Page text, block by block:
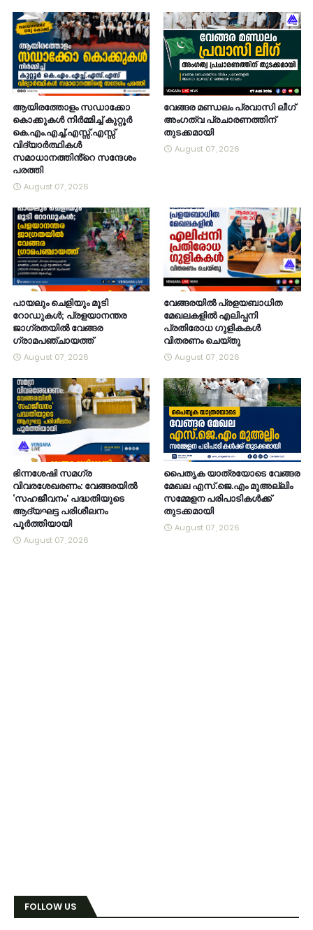
ആയിരത്തോളം സഡാക്കോ
കൊക്കുകൾ നിർമ്മിച്ച് കുറ്റൂർ
കെ.എം.എച്ച്.എസ്സ്.എസ്സ്
വിദ്യാർത്ഥികൾ
സമാധാനത്തിൻ്റെ സന്ദേശം
പരത്തി
August 07, 2026
വേങ്ങര മണ്ഡലം പ്രവാസി ലീഗ്
അംഗത്വ പ്രചാരണത്തിന്
തുടക്കമായി
August 07, 2026
പായലും ചെളിയും മൂടി
റോഡുകൾ; പ്രളയാനന്തര
ജാഗ്രതയിൽ വേങ്ങര
ഗ്രാമപഞ്ചായത്ത്
August 07, 2026
വേങ്ങരയിൽ പ്രളയബാധിത
മേഖലകളിൽ എലിപ്പനി
പ്രതിരോധ ഗുളികകൾ
വിതരണം ചെയ്തു
August 07, 2026
ഭിന്നശേഷി സമഗ്ര
വിവരശേഖരണം: വേങ്ങരയിൽ
‘സഹജീവനം’ പദ്ധതിയുടെ
ആദ്യഘട്ട പരിശീലനം
പൂർത്തിയായി
August 07, 2026
പൈതൃക യാത്രയോടെ വേങ്ങര
മേഖല എസ്.ജെ.എം മുഅല്ലിം
സമ്മേളന പരിപാടികൾക്ക്
തുടക്കമായി
August 07, 2026
FOLLOW US